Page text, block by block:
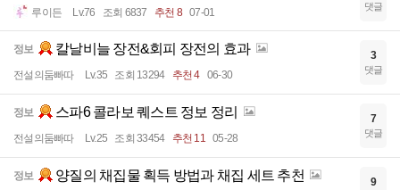
루이든 Lv.76 조회 6837 추천 8 07-01 댓글
정보 칼날비늘 장전&회피 장전의 효과
전설의둠빠따 Lv.35 조회 13294 추천 4 06-30
3
댓글
정보 스파6 콜라보 퀘스트 정보 정리
전설의둠빠따 Lv.25 조회 33454 추천 11 05-28
7
댓글
정보 양질의 채집물 획득 방법과 채집 세트 추천 9